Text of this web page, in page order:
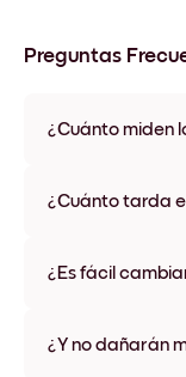
Preguntas
¿Cuánto miden
varios materiales
¿Cuánto tarda
disponibles en
¿Es fácil
ningún daño
¿Y no dañarán